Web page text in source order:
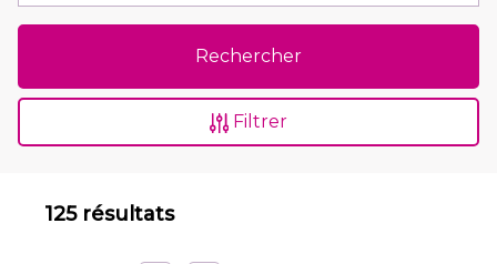
Rechercher
Filtrer
125 résultats